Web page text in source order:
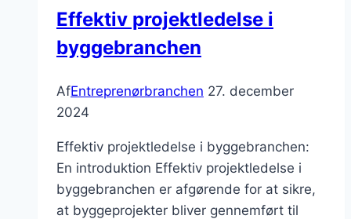
Effektiv projektledelse i
byggebranchen
AfEntreprenørbranchen 27. december
2024
Effektiv projektledelse i byggebranchen:
En introduktion Effektiv projektledelse i
byggebranchen er afgørende for at sikre,
at byggeprojekter bliver gennemført til